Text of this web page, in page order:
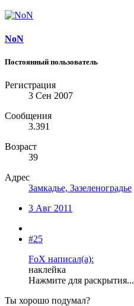
NoN
Постоянный пользователь
Регистрация
3 Сен 2007
Сообщения
3.391
Возраст
39
Адрес
Замкадье, Зазеленоградье
3 Авг 2011
#25
FoX написал(а):
наклейка
Нажмите для раскрытия...
Ты хорошо подумал?